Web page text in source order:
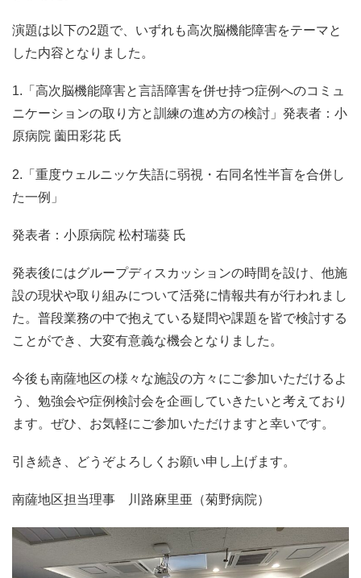
演題は以下の2題で、いずれも高次脳機能障害をテーマと
した内容となりました。
1.「高次脳機能障害と言語障害を併せ持つ症例へのコミュ
ニケーションの取り方と訓練の進め方の検討」発表者：小
原病院 薗田彩花 氏
2.「重度ウェルニッケ失語に弱視・右同名性半盲を合併し
た一例」
発表者：小原病院 松村瑞葵 氏
発表後にはグループディスカッションの時間を設け、他施
設の現状や取り組みについて活発に情報共有が行われまし
た。普段業務の中で抱えている疑問や課題を皆で検討する
ことができ、大変有意義な機会となりました。
今後も南薩地区の様々な施設の方々にご参加いただけるよ
う、勉強会や症例検討会を企画していきたいと考えており
ます。ぜひ、お気軽にご参加いただけますと幸いです。
引き続き、どうぞよろしくお願い申し上げます。
南薩地区担当理事 川路麻里亜（菊野病院）